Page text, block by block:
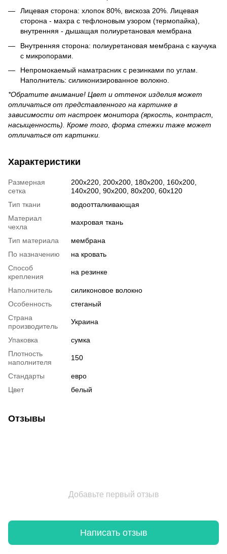
Лицевая сторона: хлопок 80%, вискоза 20%. Лицевая
сторона - махра с тефлоновым узором (термопайка),
внутренняя - дышащая полиуретановая мембрана
Внутренняя сторона: полиуретановая мембрана с каучука
с микропорами.
Непромокаемый наматрасник с резинками по углам.
Наполнитель: силиконизированное волокно.
*Обратите внимание! Цвет и оттенок изделия может
отличаться от представленного на картинке в
зависимости от настроек монитора (яркость, контраст,
насыщенность). Кроме того, форма стежки таже может
отличаться от картинки.
Характеристики
Размерная
сетка
200х220, 200х200, 180х200, 160х200,
140х200, 90х200, 80х200, 60х120
Тип ткани
водоотталкивающая
Материал
чехла
махровая ткань
Тип материала
мембрана
По назначению
на кровать
Способ
крепления
на резинке
Наполнитель
силиконовое волокно
Особенность
стеганый
Страна
производитель
Украина
Упаковка
сумка
Плотность
наполнителя
150
Стандарты
евро
Цвет
белый
Отзывы
Добавьте первый отзыв
Написать отзыв